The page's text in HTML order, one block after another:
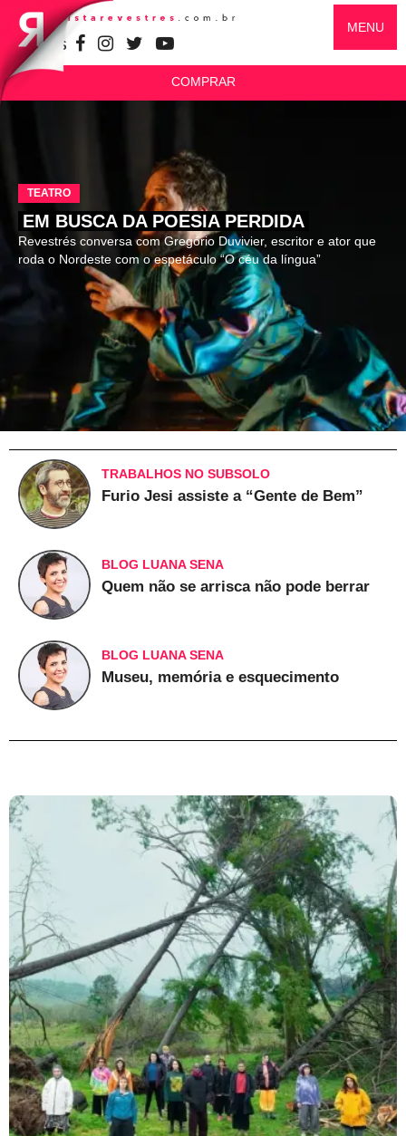
SIGA-NOS
MENU
COMPRAR
TEATRO
EM BUSCA DA POESIA PERDIDA
Revestrés conversa com Gregório Duvivier, escritor e ator que
roda o Nordeste com o espetáculo “O céu da língua”
TRABALHOS NO SUBSOLO
Furio Jesi assiste a “Gente de Bem”
BLOG LUANA SENA
Quem não se arrisca não pode berrar
BLOG LUANA SENA
Museu, memória e esquecimento